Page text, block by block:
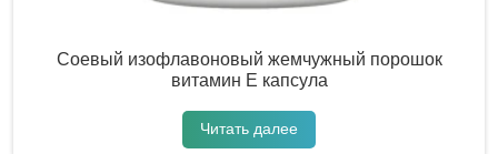
Соевый изофлавоновый жемчужный порошок
витамин Е капсула
Читать далее